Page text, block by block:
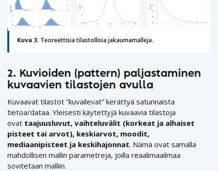
Kuva 3. Teoreettisia tilastollisia jakaumamalleja.
2. Kuvioiden (pattern) paljastaminen
kuvaavien tilastojen avulla
Kuvaavat tilastot ”kuvailevat” kerättyä satunnaista
tietoa/dataa. Yleisesti käytettyjä kuvaavia tilastoja
ovat taajuusluvut, vaihteluvälit (korkeat ja alhaiset
pisteet tai arvot), keskiarvot, moodit,
mediaanipisteet ja keskihajonnat. Nämä ovat samalla
mahdollisen mallin parametreja, joilla reaalimaailmaa
sovitetaan malliin.